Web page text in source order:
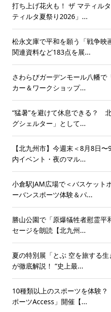
打ち上げ花火も！ ザ マティル
ティルタ夏祭り2026」...
松永文庫で平和を願う「戦争
関連資料など183点を展...
さわらびガーデンモール八幡
カー＆ワークショップ...
“猛暑”を避けて休息できる？
グシェルター」として...
【北九州市】今週末＜8月8日
内イベント・夜のマル...
小倉駅JAM広場で＜バスケッ
ーバンスポーツ体験＆パ...
勝山公園で「原爆犠牲者慰霊
セージを朗読【北九州...
夏の特別展「とぶ 空を旅する
が徹底解説！ “史上最...
10種類以上のスポーツを体験
ポーツAccess」開催【...